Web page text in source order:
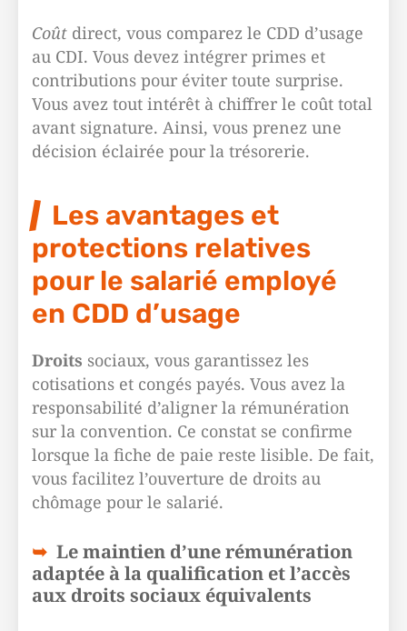
Coût direct, vous comparez le CDD d’usage
au CDI. Vous devez intégrer primes et
contributions pour éviter toute surprise.
Vous avez tout intérêt à chiffrer le coût total
avant signature. Ainsi, vous prenez une
décision éclairée pour la trésorerie.
Les avantages et
protections relatives
pour le salarié employé
en CDD d’usage
Droits sociaux, vous garantissez les
cotisations et congés payés. Vous avez la
responsabilité d’aligner la rémunération
sur la convention. Ce constat se confirme
lorsque la fiche de paie reste lisible. De fait,
vous facilitez l’ouverture de droits au
chômage pour le salarié.
Le maintien d’une rémunération
adaptée à la qualification et l’accès
aux droits sociaux équivalents